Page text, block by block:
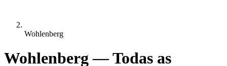
Wohlenberg
Wohlenberg — Todas as